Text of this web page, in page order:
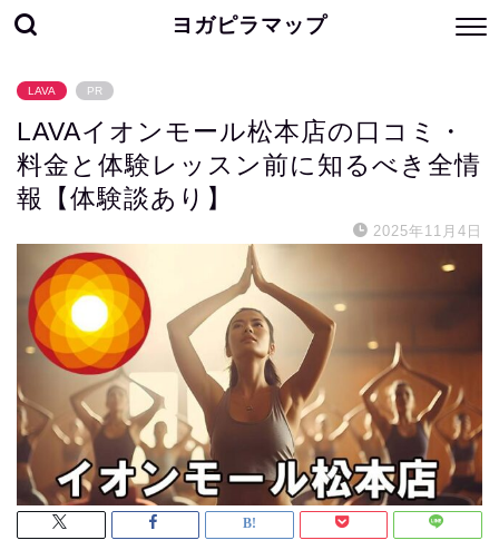
ヨガピラマップ
LAVA PR
LAVAイオンモール松本店の口コミ・
料金と体験レッスン前に知るべき全情
報【体験談あり】
2025年11月4日